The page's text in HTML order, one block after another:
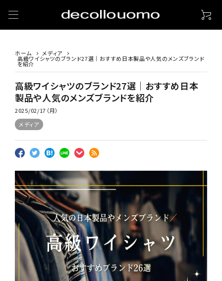
ホーム メディア
高級ワイシャツのブランド27選｜おすすめ日本製品や人気のメンズブランド
を紹介
高級ワイシャツのブランド27選｜おすすめ日本
製品や人気のメンズブランドを紹介
2025/02/17（月）
メディア